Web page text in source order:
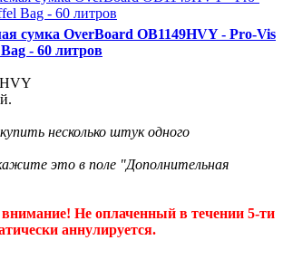
сумка OverBoard OB1149HVY - Pro-Vis
- 60 литров
несколько штук одного
это в поле "Дополнительная
Не оплаченный в течении 5-ти
аннулируется.